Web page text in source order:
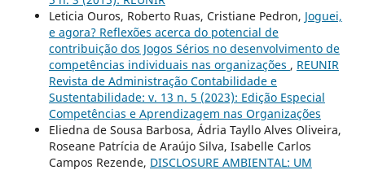
Leticia Ouros, Roberto Ruas, Cristiane Pedron, Joguei,
e agora? Reflexões acerca do potencial de
contribuição dos Jogos Sérios no desenvolvimento de
competências individuais nas organizações , REUNIR
Revista de Administração Contabilidade e
Sustentabilidade: v. 13 n. 5 (2023): Edição Especial
Competências e Aprendizagem nas Organizações
Eliedna de Sousa Barbosa, Ádria Tayllo Alves Oliveira,
Roseane Patrícia de Araújo Silva, Isabelle Carlos
Campos Rezende, DISCLOSURE AMBIENTAL: UM